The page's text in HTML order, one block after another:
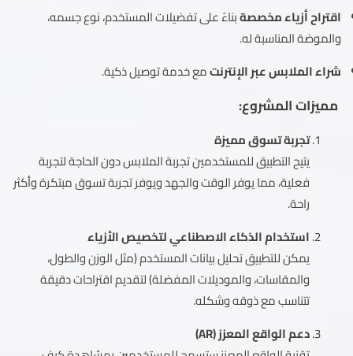
اقتراح أزياء مخصصةبناءً على تفضيلات المستخدم، نوع جسمه،
والموضة المناسبة له.
شراء الملابس عبر الإنترنتمع خدمة توصيل ذكية.
مميزات المشروع:
تجربة تسوق مميزة
يتيح التطبيق للمستخدمين تجربة الملابس دون الحاجة لتجربة
فعلية، مما يوفر الوقت والجهد ويوفر تجربة تسوق مبتكرة وأكثر
راحة.
استخدام الذكاء الاصطناعي لتخصيص الأزياء
يمكن للتطبيق تحليل بيانات المستخدم (مثل الوزن والطول،
والمقاسات، والموديلات المفضلة) لتقديم اقتراحات دقيقة
تتناسب مع ذوقه وشكله.
دعم الواقع المعزز (AR)